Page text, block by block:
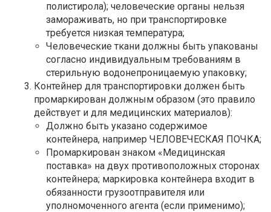
полистирола); человеческие органы нельзя
замораживать, но при транспортировке
требуется низкая температура;
Человеческие ткани должны быть упакованы
согласно индивидуальным требованиям в
стерильную водонепроницаемую упаковку;
Контейнер для транспортировки должен быть
промаркирован должным образом (это правило
действует и для медицинских материалов):
Должно быть указано содержимое
контейнера, например ЧЕЛОВЕЧЕСКАЯ ПОЧКА;
Промаркирован знаком «Медицинская
поставка» на двух противоположных сторонах
контейнера; маркировка контейнера входит в
обязанности грузоотправителя или
уполномоченного агента (если применимо);